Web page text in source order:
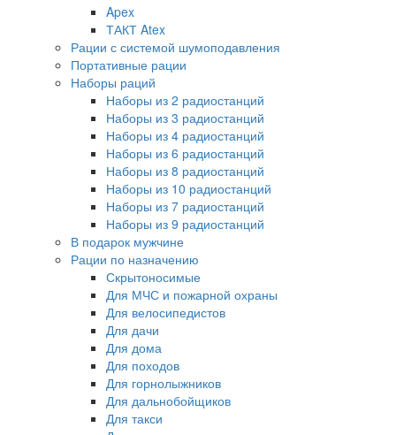
Apex
ТАКТ Atex
Рации с системой шумоподавления
Портативные рации
Наборы раций
Наборы из 2 радиостанций
Наборы из 3 радиостанций
Наборы из 4 радиостанций
Наборы из 6 радиостанций
Наборы из 8 радиостанций
Наборы из 10 радиостанций
Наборы из 7 радиостанций
Наборы из 9 радиостанций
В подарок мужчине
Рации по назначению
Скрытоносимые
Для МЧС и пожарной охраны
Для велосипедистов
Для дачи
Для дома
Для походов
Для горнолыжников
Для дальнобойщиков
Для такси